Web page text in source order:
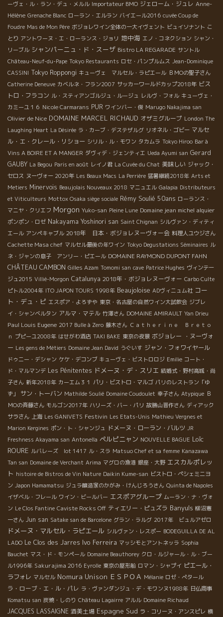
ーヴェ・ル・ラン・デュ・メルル Importateur BMO ジェローム・ジュレ Anne-
Hélène Grenache Blanc ローラン・エルラン バイエール2016 cuvée Coup de
Foudre Mas de Mon Père ボジョレワイン全体の一大イヴェント ビュイソナント こ
とり アントワーヌ・エ・ローランス・ジョリ 地中海 エノ・コネクション シャン・
リーブル シャンパーニュ・ド・スーザ Bistro LA REGARADE サントル
Château-Neuf-du-Pape Tokyo Restaurants ロセ・パンプルムス Jean-Dominique
CASSINI Tokyo Roppongi キューヴェ マルセル・ラピエール ＢＭОの聖子さん
Catherine Deneuve カベルネ・フラン2007 サッカーワールドカップ2018年 ビス
トロ・フラコン ル・スティアンゴルジュ・ルージュ レルヴ・フォル キューヴェ・
カミーユ１６ Nicole Carmarans PUR ワインバー・俊 Marugo Nakajima san
Olivier de Nice DOMAINE MARCEL RICHAUD オザミグループ London The
Laughing Heart La Désirée ラ・カーブ・デステザルグ リオネル・ゴビー マルセ
ル・エ・クレール・リショー シリル・ル・モワン タカムラ Tokyo Hiroo Bar à
Vins A BOIRE ET A MANGER ダヴィデ・ジェンティエ Ueda Ayumi san Gerard
GAUBY La Begou Paris en août レイノ君 La Cuvée du Chat 美味しい ジャック・
セロス ヌーヴォー 2020年 Les Beaux Macs La Perrière 猛暑継続2018年 Arts et
Metiers Minervois Beaujolais Nouveaux 2018 マニュエル Galapia Distributeurs
et Viticulteurs Mottox Osaka siège sociale Rémy Soulié 50ans ローランス・
マニヤ・クリエフ Morgon Yuko-san Pleine Lune Domaine jean michel alquier
ポンポン・ロゼ Nakayama Yoshinori san Saint Chignan シルヴァン・ディティ
エール アンペキャブル 2018年 日本・ボジョレヌーヴォー会 料理人ユウジさん
Cachette Masa chef マルセル最後の年ワイン Tokyo Degustations Séminaires ル
ネ・ジャンの息子 アンリー・ピエール DOMAINE RAYMOND DUPONT FAHN
CHÂTEAU CAMBON Gilles Azam Tomomi san cave Patrice Hughes ヴィンテー
ジュ2015 Villié-Morgon Catalunya 2018年・ボジョレヌーヴォー Carbo Culte
ピトル2004年 ITO JAPON TOURS 1998年 Beaujoloise ADヴィニュム社 コー
ト・デュ・ピ エスポア・よろずや 東京・名古屋の自然ワイン大試飲会 ジブレ
イ・シャンベルタン アルマ・マテル 竹澤さん DOMAINE AMIRAULT Yan Drieu
Paul Louis Eugene 2017 Bulle à Zero 藤木さん Ｃａｔｈｅｒｉｎｅ Ｂｒｅｔｏ
ｎ プピーユ2008年 はせがわ酒店 TAKI BAKE 東京の夜景 ボジョレー ・ヌーヴォ
ー Les gens de Métiers Domaine Jean David うぐいす ジャン・フォワイヤール
ドゥニー・デシャン ケケ・デコンブ キューヴェ・ビストロロジ Emilie コート・
ド・マルマンデ Les Pénitentes ドメーヌ・デ・スリエ 結婚式・野村高城・尚
子さん 新年2018年 カーエム３１ パリ・ビストロ・マルゴ パリのレストラン「ゆ
ず」
サン・トーバン Mathilde Soulié Domaine Coudoulet 幸子さん Atypique Ｂ
ＭОの斉藤さん モルゴン2017年 ハリーズ・バー・パリ 故勝山晋作さん ディアック
サラさん 上海 Les GANIVETS Festivin Les Etats-Unis Mathieu Vergnes et
Marion Kergines ポン・ト・シャンジュ ドメーヌ・ローラン・バルツ JR
Freshness Akayama san Antonella ペルピニャン NOUVELLE BAGUE Loïc
ROURE ルバレーズ lot 1417 ル・スラ Matsuo Chef et sa femme Kanazawa
Tan san Domaine de Verchant Arima マグロの漁港 銀座・大野 エスカルポレッ
ト histoire de Bistros de Vin Nature Daikin Kume-san ビストロ・ペシェミニヨ
ン Japon Hamamatsu ジュラ醸造家のかがみ・けんじろうさん Quinta de Napoles
イザベル・フレール ワイン・ビールバー エスポアグループ ムーラン・ナ・ヴォ
ン Le Clos Fantine Caviste Rocks Off ティエリー・ピュズラ Banyuls 柳沼憲
一さん Jun san Satake san de Barcelone グラン・ラルグ 2017年 ビュルアゼロ
ドメーヌ・マルセル・ラピエール シルヴァン・レスポー BODEGUILLA DE AL
LADO Le Clos des Jarres Ivo Ferreira マッシモとアントネッラ Sophia
Bauchet マス・ド・モンペール Domaine Beauthorey クロ・ルジャール・ル・ブー
ル1996年 Sakurajima 2016 Eyrolle 東京の屋形船 ロマン・シャプイ ピエール・
ラフォレ マルセル Nomura Unison ＥＳＰＯＡ Mélanie ロゼ・ぺタール
ラ・ローブ・エ・ル・パレ ラ・ヴァンダンジュ・デ・モワンヌ1988年 日仏商事
Komatsu san 炭焼・しのり Château Lagairre アルル Domaine Richaud
JACQUES LASSAIGNE 酒美土場 Espagne Sud ラ・コリーヌ・アンスピレ 横